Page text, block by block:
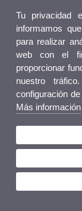
Tu privacidad
informamos
para realizar
web con el
proporcionar
nuestro
configuración
Más información